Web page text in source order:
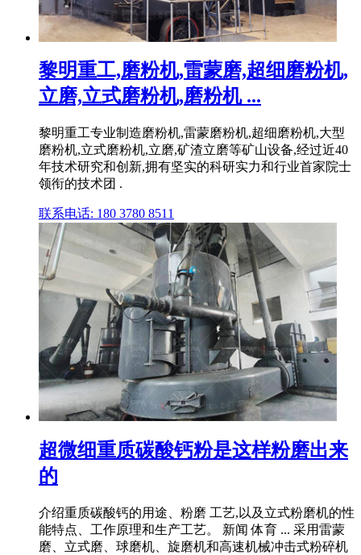
黎明重工,磨粉机,雷蒙磨,超细磨粉机,
立磨,立式磨粉机,磨粉机 ...
黎明重工专业制造磨粉机,雷蒙磨粉机,超细磨粉机,大型
磨粉机,立式磨粉机,立磨,矿渣立磨等矿山设备,经过近40
年技术研究和创新,拥有坚实的科研实力和行业首家院士
领衔的技术团 .
联系电话: 180 3780 8511
超微细重质碳酸钙粉是这样粉磨出来
的
介绍重质碳酸钙的用途、粉磨 工艺,以及立式粉磨机的性
能特点、工作原理和生产工艺。 新闻 体育 ... 采用雷蒙
磨、立式磨、球磨机、旋磨机和高速机械冲击式粉碎机